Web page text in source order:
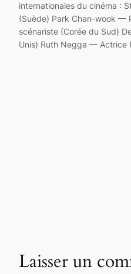
internationales du cinéma :
(Suède) Park Chan-wook —
scénariste (Corée du Sud)
Unis) Ruth Negga — Actrice
Laisser un